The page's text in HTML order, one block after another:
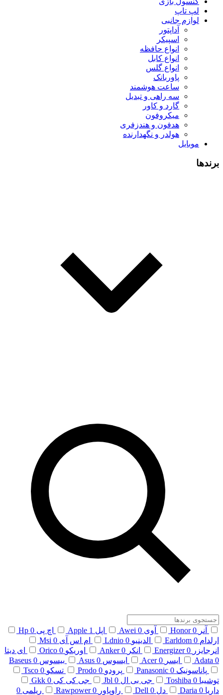
لپ تاپ
لوازم جانبی
آداپتور
اسپیکر
انواع حافظه
انواع کابل
انواع گلس
پاوربانک
ساعت هوشمند
سه راهی و تبدیل
گارد و کاور
میکروفون
هدفون و هندزفری
هولدر و نگهدارنده
موبایل
برندها
آنر 0
Honor آوی 0
Awei اپل 1
Apple اچ پی 0
Hp
ارلدام 0
Earldom الدینیو 0
Ldnio ام اس آی 0
Msi
انرجایزر 0
Energizer انکر 0
Anker اوریکو 0
Orico
ای دیتا
0
Adata ایسر 0
Acer ایسوس 0
Asus بیسوس 0
Baseus
پاناسونیک 0
Panasonic پرودو 0
Prodo تسکو 0
Tsco
توشیبا 0
Toshiba جی بی ال 0
Jbl جی کی کی 0
Gkk
داریا 0
Daria دل 0
Dell راوپاور 0
Rawpower ریلمی 0